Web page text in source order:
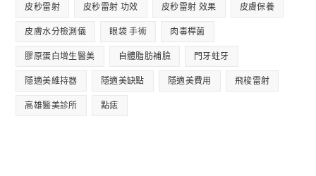
皮秒雷射 皮秒雷射 功效 皮秒雷射 效果 皮膚保養
皮膚水分檢測儀 眼袋 手術 肉毒桿菌
膠原蛋白增生醫美 自體脂肪補臉 門牙蛀牙
隱適美維持器 隱適美缺點 隱適美費用 飛梭雷射
高雄醫美診所 點痣